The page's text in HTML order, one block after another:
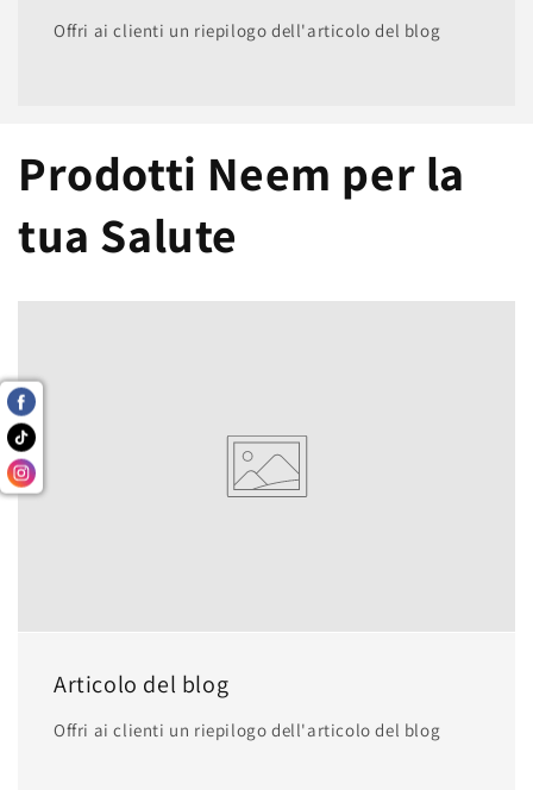
Offri ai clienti un riepilogo dell'articolo del blog
Prodotti Neem per la
tua Salute
Articolo del blog
Offri ai clienti un riepilogo dell'articolo del blog